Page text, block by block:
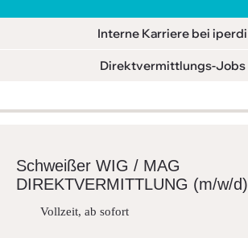
Interne Karriere bei iperdi
Direktvermittlungs-Jobs
Schweißer WIG / MAG
DIREKTVERMITTLUNG (m/w/d)
Vollzeit, ab sofort
AGB
Impressum
FAQ
Sitemap